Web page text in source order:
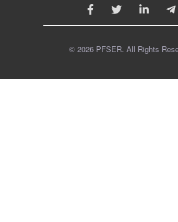
© 2026 PFSER. All Rights